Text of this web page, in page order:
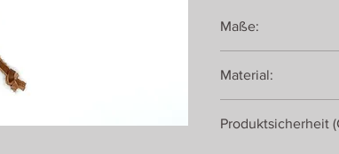
Maße:
Material:
Produktsicherheit